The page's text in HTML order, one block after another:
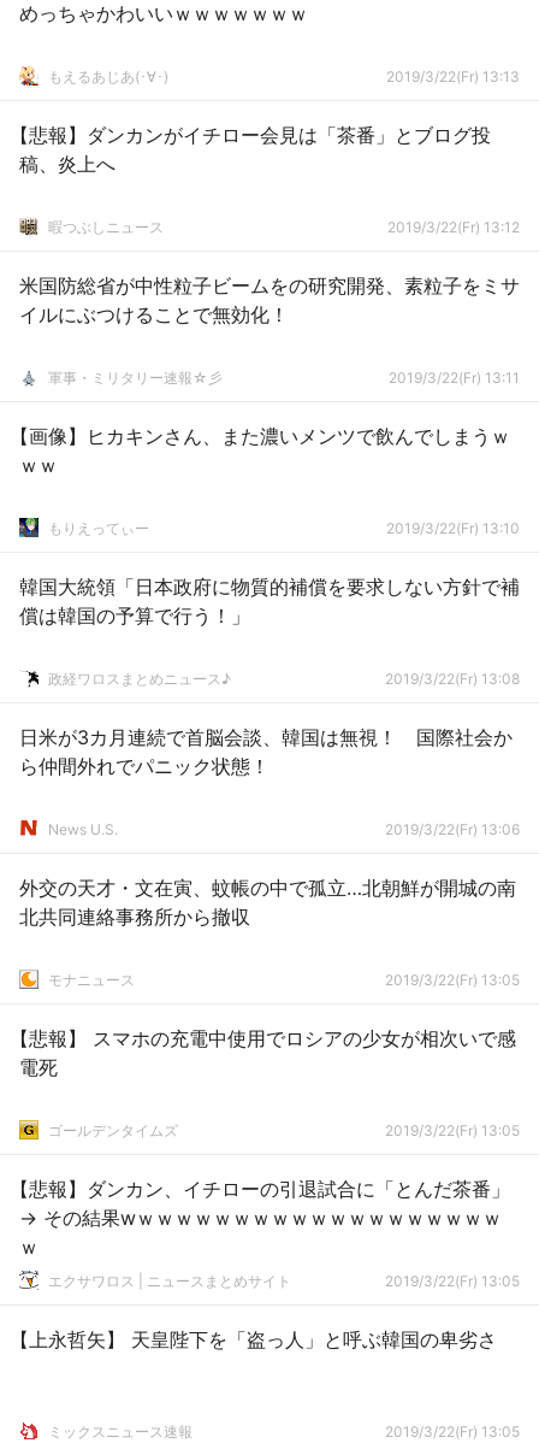
めっちゃかわいいｗｗｗｗｗｗｗ
もえるあじあ(･∀･) 2019/3/22(Fr) 13:13
【悲報】ダンカンがイチロー会見は「茶番」とブログ投
稿、炎上へ
暇つぶしニュース 2019/3/22(Fr) 13:12
米国防総省が中性粒子ビームをの研究開発、素粒子をミサ
イルにぶつけることで無効化！
軍事・ミリタリー速報☆彡 2019/3/22(Fr) 13:11
【画像】ヒカキンさん、また濃いメンツで飲んでしまうｗ
ｗｗ
もりえってぃー 2019/3/22(Fr) 13:10
韓国大統領「日本政府に物質的補償を要求しない方針で補
償は韓国の予算で行う！」
政経ワロスまとめニュース♪ 2019/3/22(Fr) 13:08
日米が3カ月連続で首脳会談、韓国は無視！ 国際社会か
ら仲間外れでパニック状態！
News U.S. 2019/3/22(Fr) 13:06
外交の天才・文在寅、蚊帳の中で孤立…北朝鮮が開城の南
北共同連絡事務所から撤収
モナニュース 2019/3/22(Fr) 13:05
【悲報】 スマホの充電中使用でロシアの少女が相次いで感
電死
ゴールデンタイムズ 2019/3/22(Fr) 13:05
【悲報】ダンカン、イチローの引退試合に「とんだ茶番」
→ その結果wｗｗｗｗｗｗｗｗｗｗｗｗｗｗｗｗｗｗｗ
ｗ
エクサワロス | ニュースまとめサイト 2019/3/22(Fr) 13:05
【上永哲矢】 天皇陛下を「盗っ人」と呼ぶ韓国の卑劣さ
ミックスニュース速報 2019/3/22(Fr) 13:05